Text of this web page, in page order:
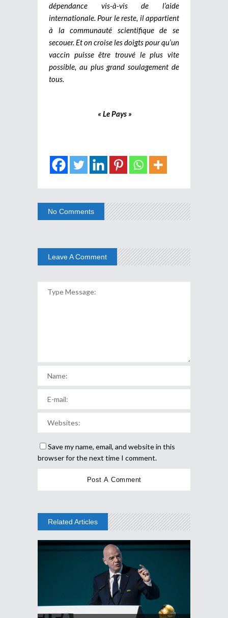
dépendance vis-à-vis de l’aide
internationale. Pour le reste, il appartient
à la communauté scientifique de se
secouer. Et on croise les doigts pour qu’un
vaccin puisse être trouvé le plus vite
possible, au plus grand soulagement de
tous.
« Le Pays »
No Comments
Leave A Comment
Save my name, email, and website in this
browser for the next time I comment.
Related Articles